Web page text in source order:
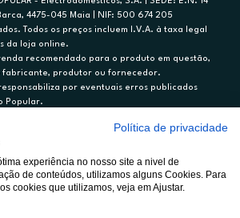
4475-045 Maia | NIF: 500 674 205
Todos os preços incluem I.V.A. à taxa legal
da loja online.
recomendado para o produto em questão,
fabricante, produtor ou fornecedor.
por eventuais erros publicados
Popular.
€1.500, reembolsado em 12 meses, TAN
pelo Cetelem, marca BNP Paribas Personal
Portugal. Informe-se no 21 721 90 00 (dias
Política de privacidade
experiência no nosso site a nivel de
de conteúdos, utilizamos alguns Cookies. Para
cookies que utilizamos, veja em Ajustar.